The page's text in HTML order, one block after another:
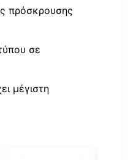
πρόσκρουσης
σε
μέγιστη